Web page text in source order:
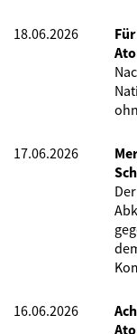
18.06.2026
17.06.2026
16.06.2026